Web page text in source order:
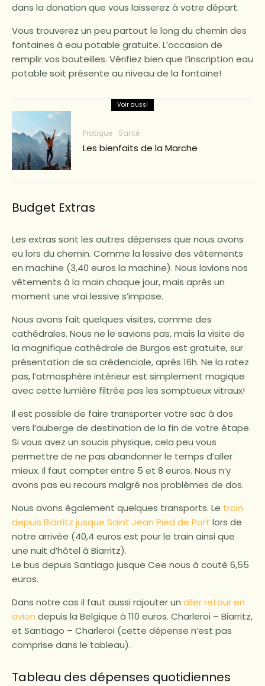
dans la donation que vous laisserez à votre départ.
Vous trouverez un peu partout le long du chemin des
fontaines à eau potable gratuite. L’occasion de
remplir vos bouteilles. Vérifiez bien que l’inscription eau
potable soit présente au niveau de la fontaine!
Voir aussi
Pratique Santé
Les bienfaits de la Marche
Budget Extras
Les extras sont les autres dépenses que nous avons
eu lors du chemin. Comme la lessive des vêtements
en machine (3,40 euros la machine). Nous lavions nos
vêtements à la main chaque jour, mais après un
moment une vrai lessive s’impose.
Nous avons fait quelques visites, comme des
cathédrales. Nous ne le savions pas, mais la visite de
la magnifique cathédrale de Burgos est gratuite, sur
présentation de sa crédenciale, après 16h. Ne la ratez
pas, l’atmosphère intérieur est simplement magique
avec cette lumière filtrée pas les somptueux vitraux!
Il est possible de faire transporter votre sac à dos
vers l’auberge de destination de la fin de votre étape.
Si vous avez un soucis physique, cela peu vous
permettre de ne pas abandonner le temps d’aller
mieux. Il faut compter entre 5 et 8 euros. Nous n’y
avons pas eu recours malgré nos problèmes de dos.
Nous avons également quelques transports. Le train
depuis Biarritz jusque Saint Jean Pied de Port lors de
notre arrivée (40,4 euros est pour le train ainsi que
une nuit d’hôtel à Biarritz).
Le bus depuis Santiago jusque Cee nous à couté 6,55
euros.
Dans notre cas il faut aussi rajouter un aller retour en
avion depuis la Belgique à 110 euros. Charleroi – Biarritz,
et Santiago – Charleroi (cette dépense n’est pas
comprise dans le tableau).
Tableau des dépenses quotidiennes